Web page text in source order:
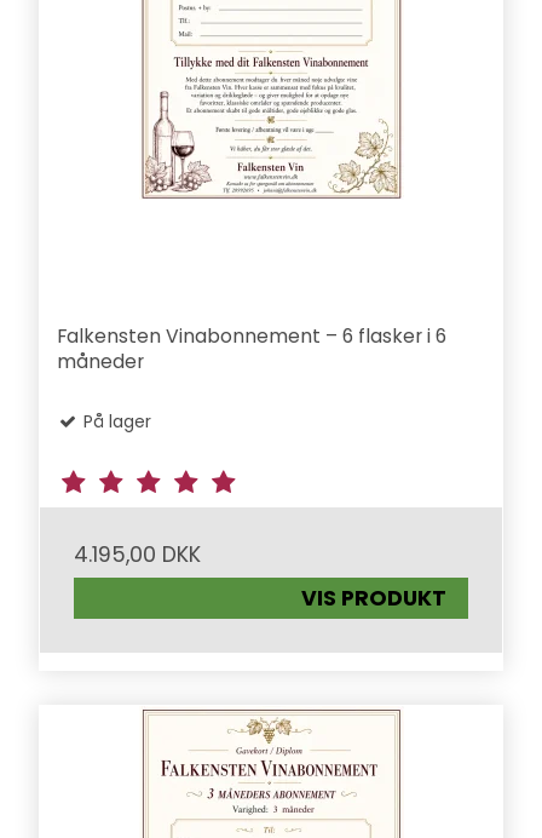
Falkensten Vinabonnement – 6 flasker i 6
måneder
På lager
4.195,00 DKK
VIS PRODUKT